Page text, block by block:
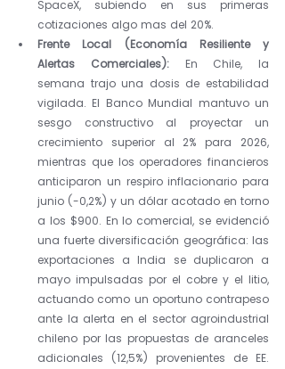
SpaceX, subiendo en sus primeras
cotizaciones algo mas del 20%.
Frente Local (Economía Resiliente y
Alertas Comerciales): En Chile, la
semana trajo una dosis de estabilidad
vigilada. El Banco Mundial mantuvo un
sesgo constructivo al proyectar un
crecimiento superior al 2% para 2026,
mientras que los operadores financieros
anticiparon un respiro inflacionario para
junio (-0,2%) y un dólar acotado en torno
a los $900. En lo comercial, se evidenció
una fuerte diversificación geográfica: las
exportaciones a India se duplicaron a
mayo impulsadas por el cobre y el litio,
actuando como un oportuno contrapeso
ante la alerta en el sector agroindustrial
chileno por las propuestas de aranceles
adicionales (12,5%) provenientes de EE.